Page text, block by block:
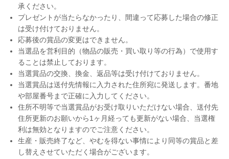
承ください。
プレゼントが当たらなかったり、間違って応募した場合の修正
は受け付けておりません。
応募後の賞品の変更はできません。
当選品を営利目的（物品の販売・買い取り等の行為）で使用す
ることは禁止しております。
当選賞品の交換、換金、返品等は受け付けておりません。
当選賞品は送付先情報に入力された住所宛に発送します。番地
や部屋番号まで正確に入力してください。
住所不明等で当選賞品がお受け取りいただけない場合、送付先
住所更新のお願いから1ヶ月経っても更新がない場合、当選権
利は無効となりますのでご注意ください。
生産・販売終了など、やむを得ない事情により同等の賞品と差
し替えさせていただく場合がございます。